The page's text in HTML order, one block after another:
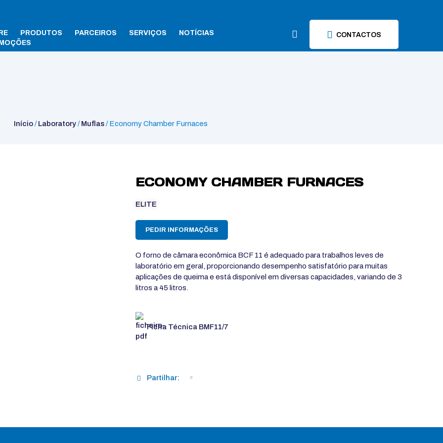
PRODUTOS PARCEIROS SERVIÇOS
NOTÍCIAS
CONTACTOS
Início/Laboratory/Muflas/ Economy Chamber Furnaces
ECONOMY CHAMBER FURNACES
ELITE
PEDIR INFORMAÇÕES
O forno de câmara econômica BCF 11 é adequado para trabalhos leves de
laboratório em geral, proporcionando desempenho satisfatório para muitas
aplicações de queima e está disponível em diversas capacidades, variando de 3
litros a 45 litros.
Ficha Técnica BMF11/7
Partilhar: